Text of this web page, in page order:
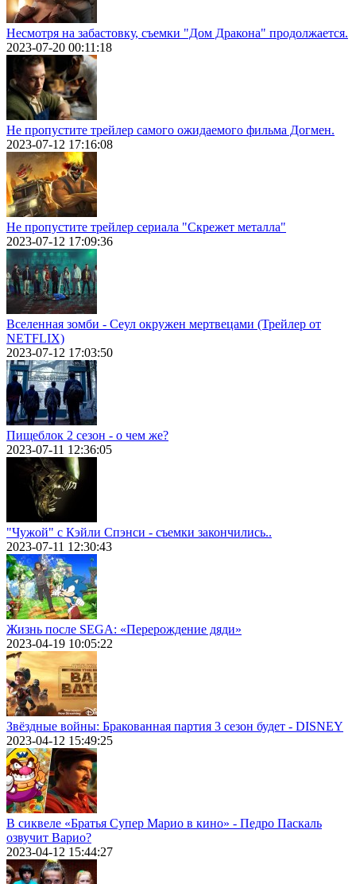
Несмотря на забастовку, съемки "Дом Дракона" продолжается.
2023-07-20 00:11:18
Не пропустите трейлер самого ожидаемого фильма Догмен.
2023-07-12 17:16:08
Не пропустите трейлер сериала "Скрежет металла"
2023-07-12 17:09:36
Вселенная зомби - Сеул окружен мертвецами (Трейлер от
NETFLIX)
2023-07-12 17:03:50
Пищеблок 2 сезон - о чем же?
2023-07-11 12:36:05
"Чужой" с Кэйли Спэнси - съемки закончились..
2023-07-11 12:30:43
Жизнь после SEGA: «Перерождение дяди»
2023-04-19 10:05:22
Звёздные войны: Бракованная партия 3 сезон будет - DISNEY
2023-04-12 15:49:25
В сиквеле «Братья Супер Марио в кино» - Педро Паскаль
озвучит Варио?
2023-04-12 15:44:27